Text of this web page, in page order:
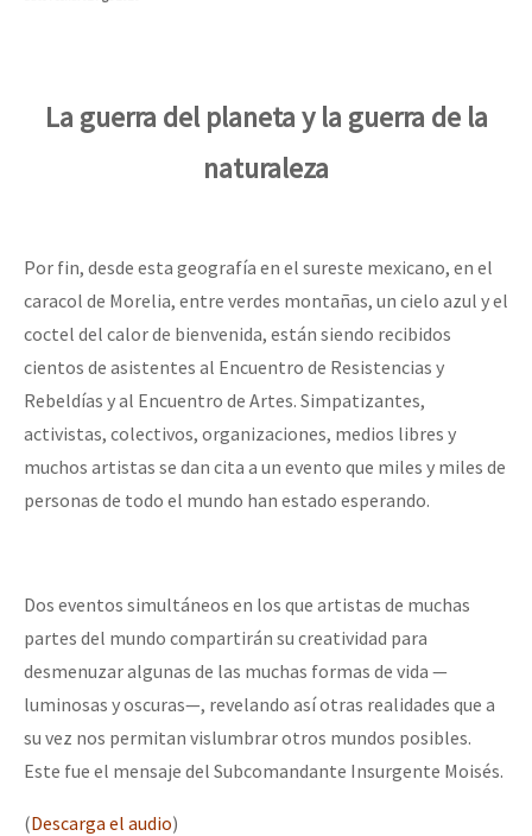
La Sexta
Mujeres
Niñxs
ETIQUETAS
MULTIMEDIA
Audio
Video
Otras secciones
Semillero Guerra contra la Humanidad. (Las poblaciones y
la naturaleza bajo asedio)
Libros para descargar
Medios Libres
“Sonhando a Terra do Bem Virá” se publica no Estado Espanhol
Se o México sabe, que o mundo saiba! Nossas lutas pela
[25 abr – CDMX] Tokín por el CNI: 30 años de Resistencia y
La guerra del planeta y la guerra de la
naturaleza
Por fin, desde esta geografía en el sureste mexicano, en el
caracol de Morelia, entre verdes montañas, un cielo azul y el
coctel del calor de bienvenida, están siendo recibidos
cientos de asistentes al Encuentro de Resistencias y
Rebeldías y al Encuentro de Artes. Simpatizantes,
activistas, colectivos, organizaciones, medios libres y
muchos artistas se dan cita a un evento que miles y miles de
personas de todo el mundo han estado esperando.
Dos eventos simultáneos en los que artistas de muchas
partes del mundo compartirán su creatividad para
desmenuzar algunas de las muchas formas de vida —
luminosas y oscuras—, revelando así otras realidades que a
su vez nos permitan vislumbrar otros mundos posibles.
Este fue el mensaje del Subcomandante Insurgente Moisés.
(Descarga el audio)